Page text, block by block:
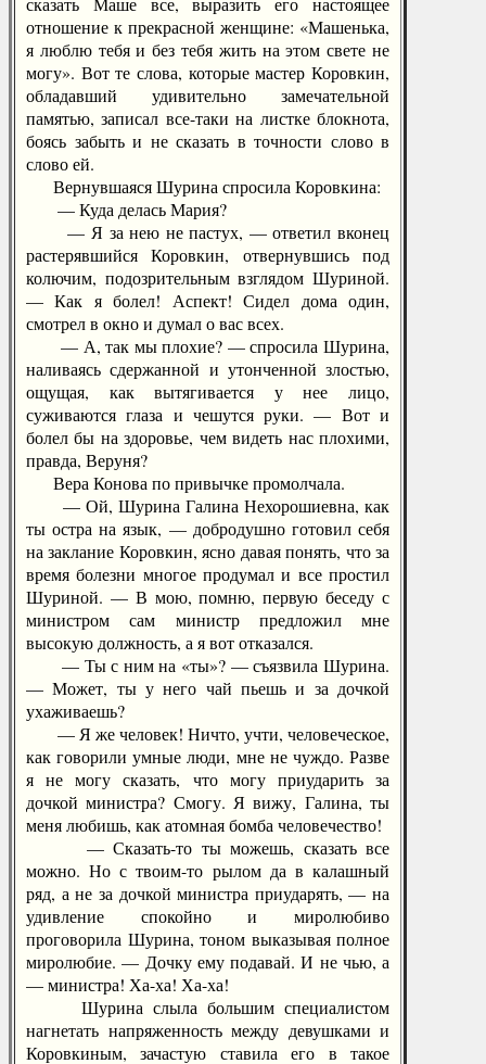
отношение к прекрасной женщине: «Машенька,
я люблю тебя и без тебя жить на этом свете не
могу». Вот те слова, которые мастер Коровкин,
обладавший удивительно замечательной
памятью, записал все-таки на листке блокнота,
боясь забыть и не сказать в точности слово в
слово ей.
Вернувшаяся Шурина спросила Коровкина:
— Куда делась Мария?
— Я за нею не пастух, — ответил вконец
растерявшийся Коровкин, отвернувшись под
колючим, подозрительным взглядом Шуриной.
— Как я болел! Аспект! Сидел дома один,
смотрел в окно и думал о вас всех.
— А, так мы плохие? — спросила Шурина,
наливаясь сдержанной и утонченной злостью,
ощущая, как вытягивается у нее лицо,
суживаются глаза и чешутся руки. — Вот и
болел бы на здоровье, чем видеть нас плохими,
правда, Веруня?
Вера Конова по привычке промолчала.
— Ой, Шурина Галина Нехорошиевна, как
ты остра на язык, — добродушно готовил себя
на заклание Коровкин, ясно давая понять, что за
время болезни многое продумал и все простил
Шуриной. — В мою, помню, первую беседу с
министром сам министр предложил мне
высокую должность, а я вот отказался.
— Ты с ним на «ты»? — съязвила Шурина.
— Может, ты у него чай пьешь и за дочкой
ухаживаешь?
— Я же человек! Ничто, учти, человеческое,
как говорили умные люди, мне не чуждо. Разве
я не могу сказать, что могу приударить за
дочкой министра? Смогу. Я вижу, Галина, ты
меня любишь, как атомная бомба человечество!
— Сказать-то ты можешь, сказать все
можно. Но с твоим-то рылом да в калашный
ряд, а не за дочкой министра приударять, — на
удивление спокойно и миролюбиво
проговорила Шурина, тоном выказывая полное
миролюбие. — Дочку ему подавай. И не чью, а
— министра! Ха-ха! Ха-ха!
Шурина слыла большим специалистом
нагнетать напряженность между девушками и
Коровкиным, зачастую ставила его в такое